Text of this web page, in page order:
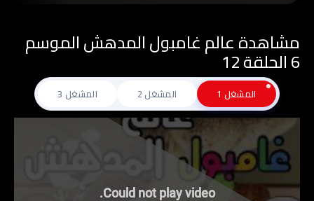
مشاهدة عالم غامبول المدهش الموسم
6 الحلقة 12
المشغل 1 المشغل 2 المشغل 3
Could not play video.